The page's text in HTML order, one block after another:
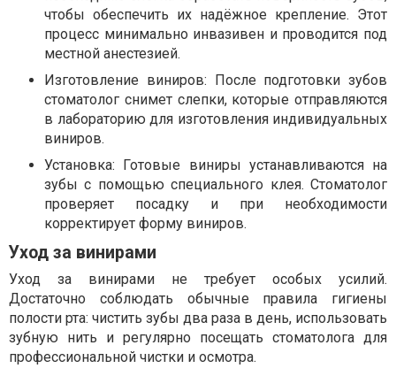
чтобы обеспечить их надёжное крепление. Этот
процесс минимально инвазивен и проводится под
местной анестезией.
Изготовление виниров: После подготовки зубов
стоматолог снимет слепки, которые отправляются
в лабораторию для изготовления индивидуальных
виниров.
Установка: Готовые виниры устанавливаются на
зубы с помощью специального клея. Стоматолог
проверяет посадку и при необходимости
корректирует форму виниров.
Уход за винирами
Уход за винирами не требует особых усилий.
Достаточно соблюдать обычные правила гигиены
полости рта: чистить зубы два раза в день, использовать
зубную нить и регулярно посещать стоматолога для
профессиональной чистки и осмотра.